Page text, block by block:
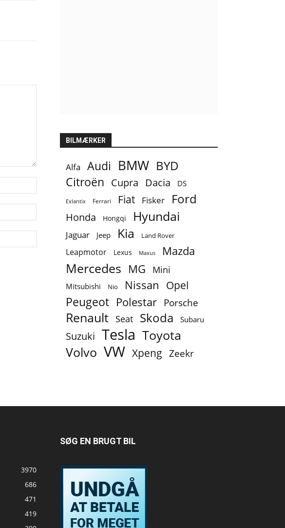
BILMÆRKER
Alfa Audi BMW BYD
Citroën Cupra Dacia DS
Exlantix Ferrari Fiat Fisker Ford
Honda Hongqi Hyundai
Jaguar Jeep Kia Land Rover
Leapmotor Lexus Maxus Mazda
Mercedes MG Mini
Mitsubishi Nio Nissan Opel
Peugeot Polestar Porsche
Renault Seat Skoda Subaru
Suzuki Tesla Toyota
Volvo VW Xpeng Zeekr
3970
686
471
419
SØG EN BRUGT BIL